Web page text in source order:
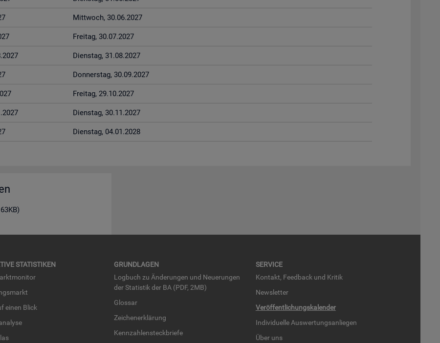
Mitt­woch, 30.06.2027
Frei­tag, 30.07.2027
Diens­tag, 31.08.2027
Don­ners­tag, 30.09.2027
Frei­tag, 29.10.2027
Diens­tag, 30.11.2027
Diens­tag, 04.01.2028
STA­TIS­TI­KEN
einen Blick
GRUND­LA­GEN
Log­buch zu Än­de­run­gen und Neue­run­gen
der Sta­tis­tik der BA (PDF, 2MB)
Glos­sar
Zei­chen­er­klä­rung
Kenn­zah­len­steck­brie­fe
SER­VICE
Kon­takt, Feed­back und Kri­tik
News­let­ter
Ver­öf­fent­li­chungs­ka­len­der
In­di­vi­du­el­le Aus­wer­tungs­an­lie­gen
Über uns